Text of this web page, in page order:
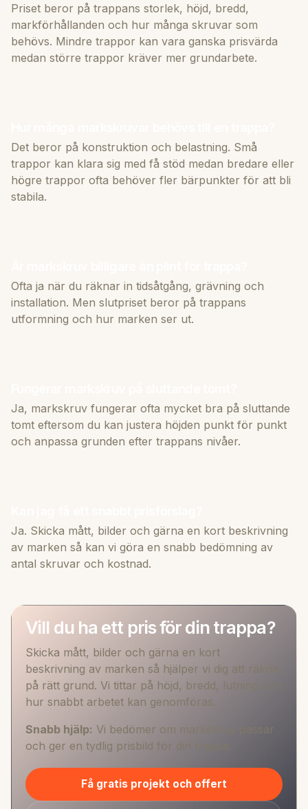
Priset beror på trappans storlek, höjd, bredd,
markförhållanden och hur många skruvar som
behövs. Mindre trappor kan vara ganska prisvärda
medan större trappor kräver mer grundarbete.
Det beror på konstruktion och belastning. Små
trappor kan klara sig med få stöd medan bredare eller
högre trappor ofta behöver fler bärpunkter för att bli
stabila.
Ofta ja när du räknar in tidsåtgång, grävning och
installation. Men slutpriset beror på trappans
utformning och hur marken ser ut.
Ja, markskruv fungerar ofta mycket bra på sluttande
tomt eftersom du kan justera höjden punkt för punkt
och anpassa grunden efter trappans nivåer.
Ja. Skicka mått, bilder och gärna en kort beskrivning
av marken så kan vi göra en snabb bedömning av
antal skruvar och kostnad.
Vill du ha ett pris för din trappa?
Skicka mått, bilder och gärna en kort
beskrivning av marken så hjälper vi dig att räkna
på rätt grund. Vi tittar på höjd, bredd, lutning och
hur snabbt arbetet kan genomföras.
Snabb hjälp: Vi bedömer om markskruv passar
och ger en tydlig prisbild för din trappa.
Få gratis projekt och offert